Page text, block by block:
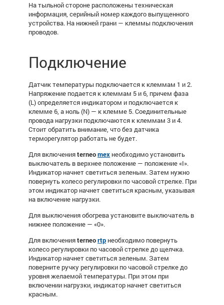
На тыльной стороне расположены техническая
информация, серийный номер каждого выпущенного
устройства. На нижней грани — клеммы подключения
проводов.
Подключение
Датчик температуры подключается к клеммам 1 и 2.
Напряжение подается к клеммам 5 и 6, причем фаза
(L) определяется индикатором и подключается к
клемме 6, а ноль (N) — к клемме 5. Соединительные
провода нагрузки подключаются к клеммам 3 и 4.
Стоит обратить внимание, что без датчика
терморегулятор работать не будет.
Для включенияterneomex необходимо установить
выключатель в верхнее положение — положение «I».
Индикатор начнет светиться зеленым. Затем нужно
повернуть колесо регулировки по часовой стрелке. При
этом индикатор начнет светиться красным, указывая
на включение нагрузки.
Для выключения обогрева установите выключатель в
нижнее положение — «0».
Для включенияterneortp необходимо повернуть
колесо регулировки по часовой стрелке до щелчка.
Индикатор начнет светиться зеленым. Затем
поверните ручку регулировки по часовой стрелке до
уровня желаемой температуры. При этом при
включении нагрузки, индикатор начнет светиться
красным.